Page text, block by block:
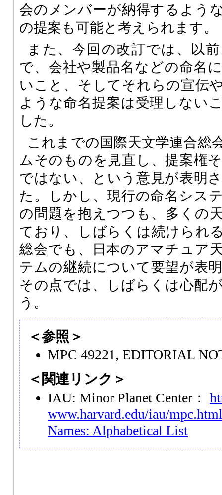
会のメンバーが納得するよう
の提案も可能と考えられます。
また、今回の改訂では、以
で、会社や製品名などの命名
いこと、そしてそれらの宣伝
ような命名提案は受理しない
した。
これまでの国際天文学連合総
ムそのものを見直し、提案権
ではない、という意見が表明
た。しかし、現行の命名シス
の問題を抱えつつも、多くの
ており、しばらくは続けられ
総会でも、日本のアマチュア
テムの継続について要望が表
その点では、しばらくは心配
う。
＜参照＞
MPC 49221, EDITORIAL
＜関連リンク＞
IAU: Minor Planet Center：
www.harvard.edu/iau/mpc.html
Names: Alphabetical List